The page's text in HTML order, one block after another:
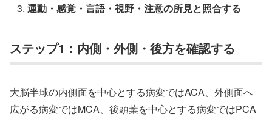
運動・感覚・言語・視野・注意の所見と照合する
ステップ1：内側・外側・後方を確認する
大脳半球の内側面を中心とする病変ではACA、外側面へ
広がる病変ではMCA、後頭葉を中心とする病変ではPCA